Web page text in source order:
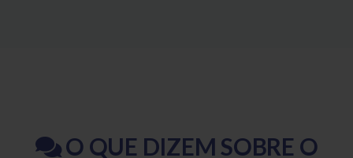
O QUE DIZEM SOBRE O